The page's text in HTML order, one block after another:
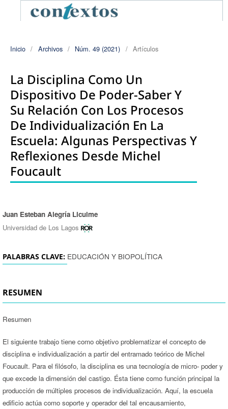
Inicio / Archivos / Núm. 49 (2021) / Artículos
La Disciplina Como Un
Dispositivo De Poder-Saber Y
Su Relación Con Los Procesos
De Individualización En La
Escuela: Algunas Perspectivas Y
Reflexiones Desde Michel
Foucault
Autores/as
Juan Esteban Alegría Licuime
Universidad de Los Lagos
PALABRAS CLAVE: EDUCACIÓN Y BIOPOLÍTICA
RESUMEN
Resumen
El siguiente trabajo tiene como objetivo problematizar el concepto de
disciplina e individualización a partir del entramado teórico de Michel
Foucault. Para el filósofo, la disciplina es una tecnología de micro- poder y
que excede la dimensión del castigo. Ésta tiene como función principal la
producción de múltiples procesos de individualización. Aquí, la escuela
edificio actúa como soporte y operador del tal encausamiento,